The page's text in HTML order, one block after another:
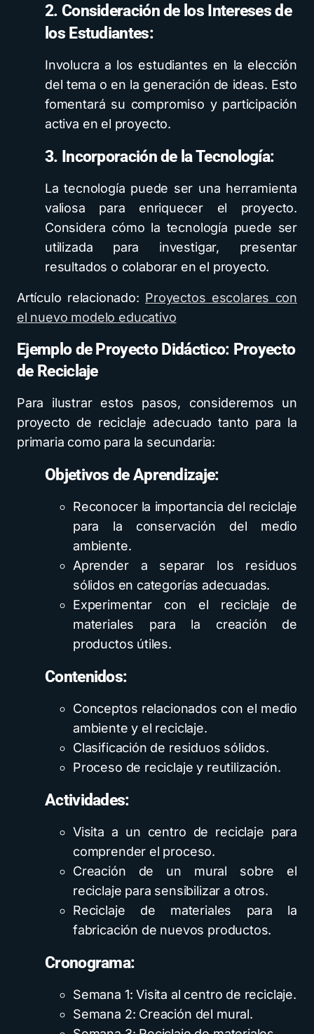
2. Consideración de los Intereses de
los Estudiantes:
Involucra a los estudiantes en la elección
del tema o en la generación de ideas. Esto
fomentará su compromiso y participación
activa en el proyecto.
3. Incorporación de la Tecnología:
La tecnología puede ser una herramienta
valiosa para enriquecer el proyecto.
Considera cómo la tecnología puede ser
utilizada para investigar, presentar
resultados o colaborar en el proyecto.
Artículo relacionado: Proyectos escolares con
el nuevo modelo educativo
Ejemplo de Proyecto Didáctico: Proyecto
de Reciclaje
Para ilustrar estos pasos, consideremos un
proyecto de reciclaje adecuado tanto para la
primaria como para la secundaria:
Objetivos de Aprendizaje:
Reconocer la importancia del reciclaje
para la conservación del medio
ambiente.
Aprender a separar los residuos
sólidos en categorías adecuadas.
Experimentar con el reciclaje de
materiales para la creación de
productos útiles.
Contenidos:
Conceptos relacionados con el medio
ambiente y el reciclaje.
Clasificación de residuos sólidos.
Proceso de reciclaje y reutilización.
Actividades:
Visita a un centro de reciclaje para
comprender el proceso.
Creación de un mural sobre el
reciclaje para sensibilizar a otros.
Reciclaje de materiales para la
fabricación de nuevos productos.
Cronograma:
Semana 1: Visita al centro de reciclaje.
Semana 2: Creación del mural.